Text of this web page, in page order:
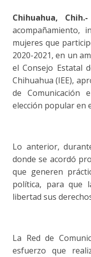
Chihuahua, Chih.-
acompañamiento,
mujeres que
2020-2021, en un
el Consejo Estatal
Chihuahua (IEE),
de Comunicación
elección popular en
Lo anterior,
donde se acordó
que generen
política, para que
libertad sus
La Red de
esfuerzo que